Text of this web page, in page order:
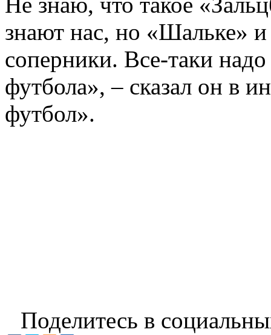
знают нас, но «Шальке»
соперники. Все-таки
футбола», – сказал он в
футбол».
Поделитесь в